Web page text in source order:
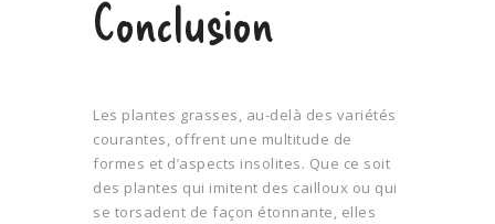
Conclusion
Les plantes grasses, au-delà des variétés
courantes, offrent une multitude de
formes et d’aspects insolites. Que ce soit
des plantes qui imitent des cailloux ou qui
se torsadent de façon étonnante, elles